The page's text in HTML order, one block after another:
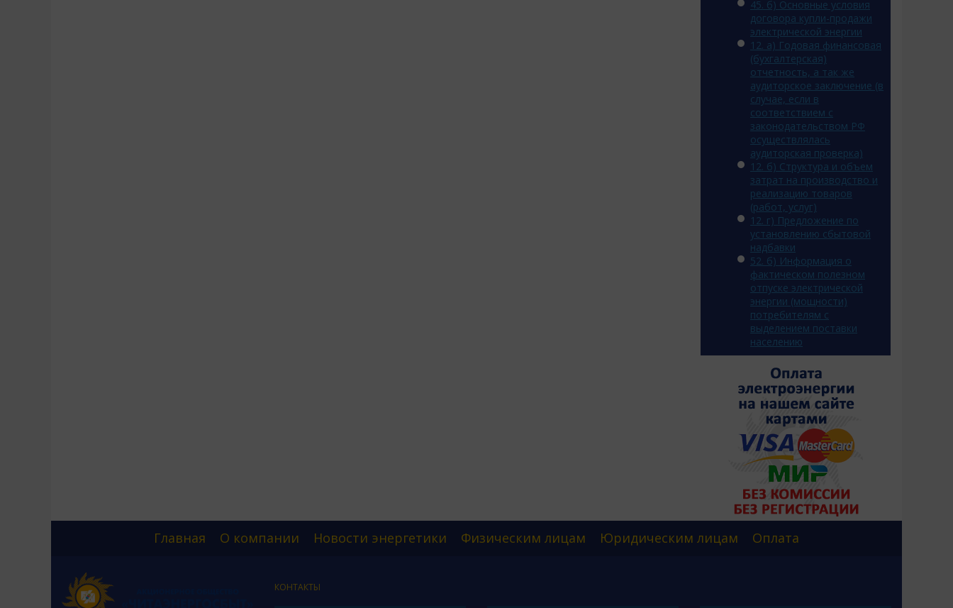
45. б) Основные условия
договора купли-продажи
электрической энергии
12. a) Годовая финансовая
(бухгалтерская)
отчетность, а так же
аудиторское заключение (в
случае, если в
соответствием с
законодательством РФ
осуществлялась
аудиторская проверка)
12. б) Структура и объем
затрат на производство и
реализацию товаров
(работ, услуг)
12. г) Предложение по
установлению сбытовой
надбавки
52. б) Информация о
фактическом полезном
отпуске электрической
энергии (мощности)
потребителям с
выделением поставки
населению
Главная О компании Новости энергетики Физическим лицам Юридическим лицам Оплата
КОНТАКТЫ